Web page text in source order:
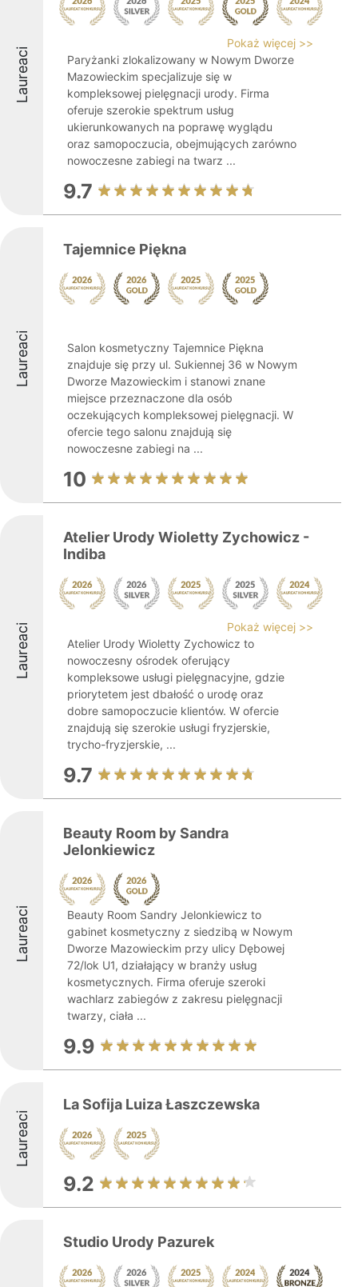
Laureaci
Pokaż więcej >>
Paryżanki zlokalizowany w Nowym Dworze
Mazowieckim specjalizuje się w
kompleksowej pielęgnacji urody. Firma
oferuje szerokie spektrum usług
ukierunkowanych na poprawę wyglądu
oraz samopoczucia, obejmujących zarówno
nowoczesne zabiegi na twarz ...
9.7
Laureaci
Tajemnice Piękna
Salon kosmetyczny Tajemnice Piękna
znajduje się przy ul. Sukiennej 36 w Nowym
Dworze Mazowieckim i stanowi znane
miejsce przeznaczone dla osób
oczekujących kompleksowej pielęgnacji. W
ofercie tego salonu znajdują się
nowoczesne zabiegi na ...
10
Laureaci
Atelier Urody Wioletty Zychowicz -
Indiba
Pokaż więcej >>
Atelier Urody Wioletty Zychowicz to
nowoczesny ośrodek oferujący
kompleksowe usługi pielęgnacyjne, gdzie
priorytetem jest dbałość o urodę oraz
dobre samopoczucie klientów. W ofercie
znajdują się szerokie usługi fryzjerskie,
trycho-fryzjerskie, ...
9.7
Laureaci
Beauty Room by Sandra
Jelonkiewicz
Beauty Room Sandry Jelonkiewicz to
gabinet kosmetyczny z siedzibą w Nowym
Dworze Mazowieckim przy ulicy Dębowej
72/lok U1, działający w branży usług
kosmetycznych. Firma oferuje szeroki
wachlarz zabiegów z zakresu pielęgnacji
twarzy, ciała ...
9.9
Laureaci
La Sofija Luiza Łaszczewska
9.2
Studio Urody Pazurek